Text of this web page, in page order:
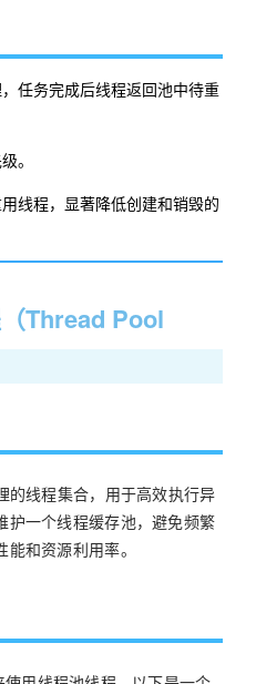
任务完成后线程返回池中待重
。
线程，显著降低创建和销毁的
Thread Pool
的线程集合，用于高效执行异
护一个线程缓存池，避免频繁
和资源利用率。